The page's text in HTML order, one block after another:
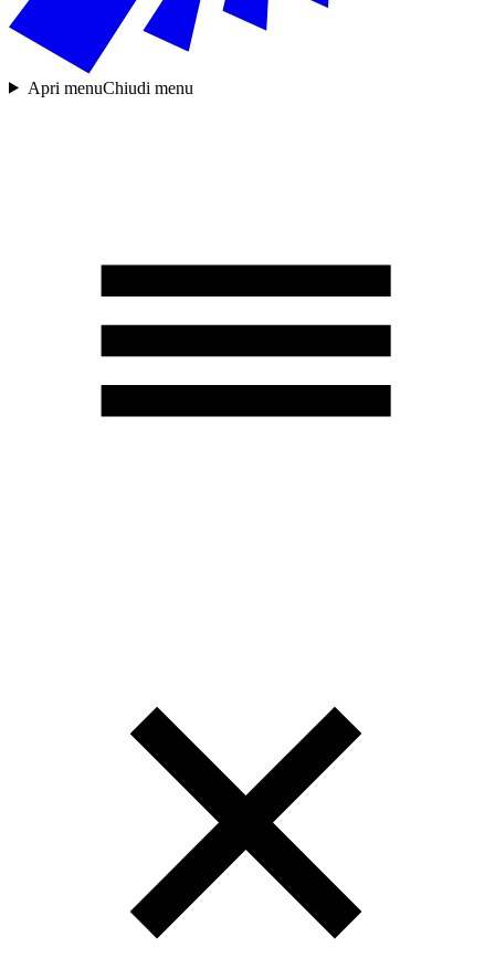
Apri menuChiudi menu